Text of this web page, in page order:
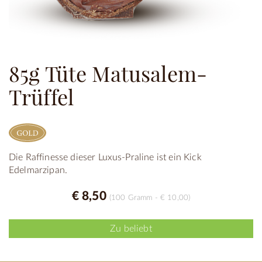
85g Tüte Matusalem-
Trüffel
Die Raffinesse dieser Luxus-Praline ist ein Kick
Edelmarzipan.
€ 8,50 (100 Gramm - € 10,00)
Zu beliebt